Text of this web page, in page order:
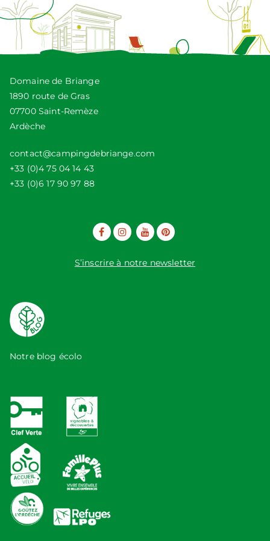
Domaine de Briange
1890 route de Gras
07700 Saint-Remèze
Ardèche
contact@campingdebriange.com
+33 (0)4 75 04 14 43
+33 (0)6 17 90 97 88
S’inscrire à notre newsletter
Notre blog écolo